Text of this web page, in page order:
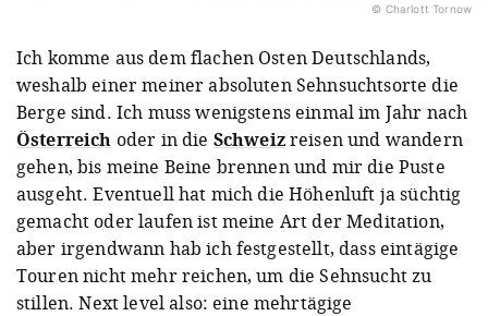
© Charlott Tornow
Ich komme aus dem flachen Osten Deutschlands,
weshalb einer meiner absoluten Sehnsuchtsorte die
Berge sind. Ich muss wenigstens einmal im Jahr nach
Österreich oder in die Schweizreisen und wandern
gehen, bis meine Beine brennen und mir die Puste
ausgeht. Eventuell hat mich die Höhenluft ja süchtig
gemacht oder laufen ist meine Art der Meditation,
aber irgendwann hab ich festgestellt, dass eintägige
Touren nicht mehr reichen, um die Sehnsucht zu
stillen. Next level also: eine mehrtägige